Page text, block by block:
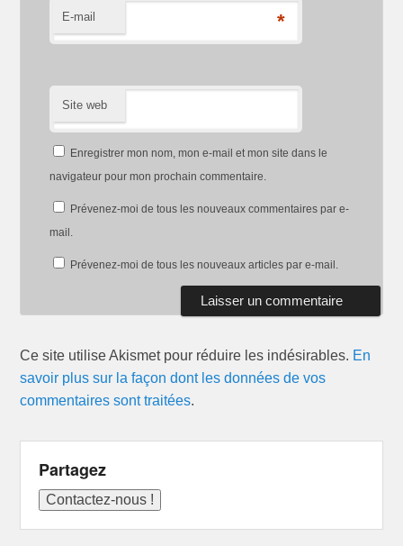
E-mail *
Site web
Enregistrer mon nom, mon e-mail et mon site dans le
navigateur pour mon prochain commentaire.
Prévenez-moi de tous les nouveaux commentaires par e-
mail.
Prévenez-moi de tous les nouveaux articles par e-mail.
Ce site utilise Akismet pour réduire les indésirables. En
savoir plus sur la façon dont les données de vos
commentaires sont traitées.
Partagez